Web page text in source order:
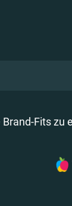
Fits zu